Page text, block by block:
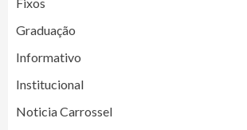
Graduação
Informativo
Institucional
Noticia Carrossel